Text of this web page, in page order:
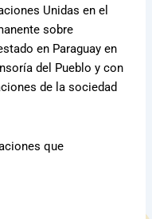
Unidas en el
sobre
en Paraguay en
del Pueblo y con
de la sociedad
que